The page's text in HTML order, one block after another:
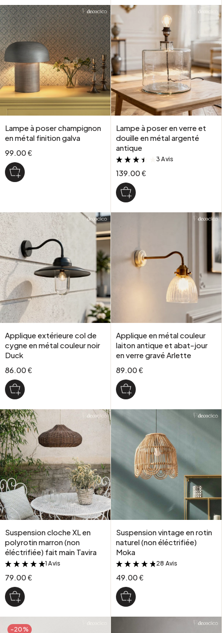
Lampe à poser champignon
en métal finition galva
99.00 €
Lampe à poser en verre et
douille en métal argenté
antique
&
3 Avis
139.00 €
Applique extérieure col de
cygne en métal couleur noir
Duck
86.00 €
Applique en métal couleur
laiton antique et abat-jour
en verre gravé Arlette
89.00 €
Suspension cloche XL en
polyrotin marron (non
éléctrifiée) fait main Tavira
&
1 Avis
79.00 €
Suspension vintage en rotin
naturel (non éléctrifiée)
Moka
&
28 Avis
49.00 €
-20%